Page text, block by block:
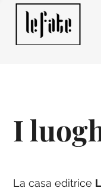
I
La casa editrice